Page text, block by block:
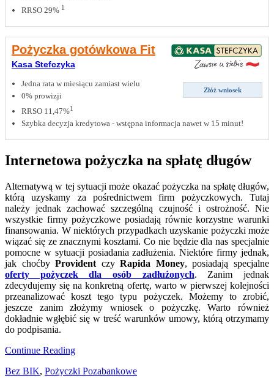
RRSO 29% 1
Pożyczka gotówkowa Fit
Kasa Stefczyka
Złóż wniosek
Jedna rata w miesiącu zamiast wielu
0% prowizji
RRSO 11,47%1
Szybka decyzja kredytowa - wstępna informacja nawet w 15 minut!
Internetowa pożyczka na spłatę długów
Alternatywą w tej sytuacji może okazać pożyczka na spłatę długów,
którą uzyskamy za pośrednictwem firm pożyczkowych. Tutaj
należy jednak zachować szczególną czujność i ostrożność. Nie
wszystkie firmy pożyczkowe posiadają równie korzystne warunki
finansowania. W niektórych przypadkach uzyskanie pożyczki może
wiązać się ze znacznymi kosztami. Co nie będzie dla nas specjalnie
pomocne w sytuacji posiadania zadłużenia. Niektóre firmy jednak,
jak choćbyProvident czyRapida Money, posiadają specjalne
oferty pożyczek dla osób zadłużonych. Zanim jednak
zdecydujemy się na konkretną ofertę, warto w pierwszej kolejności
przeanalizować koszt tego typu pożyczek. Możemy to zrobić,
jeszcze zanim złożymy wniosek o pożyczkę. Warto również
dokładnie wgłębić się w treść warunków umowy, którą otrzymamy
do podpisania.
Continue Reading
Bez BIK, Pożyczki Pozabankowe